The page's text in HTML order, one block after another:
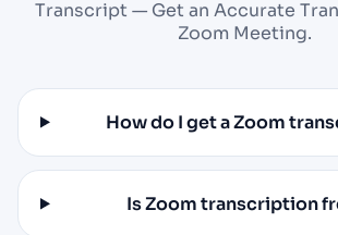
Transcript — Get an Accurate
Zoom Meeting.
How do I get a Zoom
Is Zoom transcription